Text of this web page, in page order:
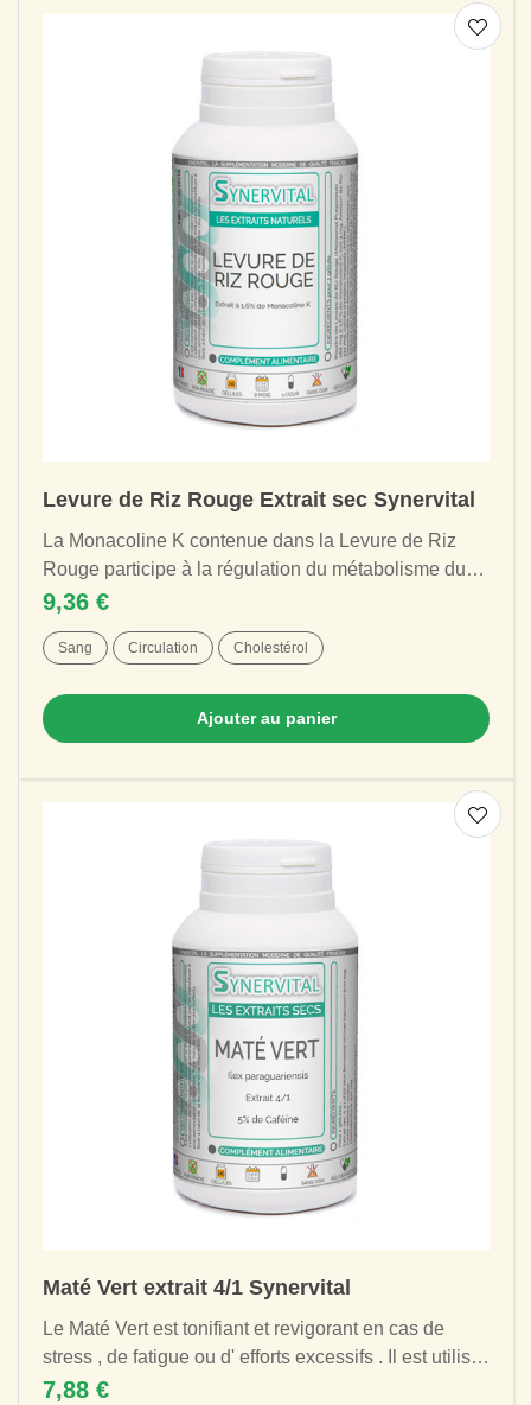
Levure de Riz Rouge Extrait sec Synervital
La Monacoline K contenue dans la Levure de Riz
Rouge participe à la régulation du métabolisme du
taux de graisse dans le sang , au maintien...
9,36 €
Sang Circulation Cholestérol
Ajouter au panier
Maté Vert extrait 4/1 Synervital
Le Maté Vert est tonifiant et revigorant en cas de
stress , de fatigue ou d' efforts excessifs . Il est utilisé
7,88 €